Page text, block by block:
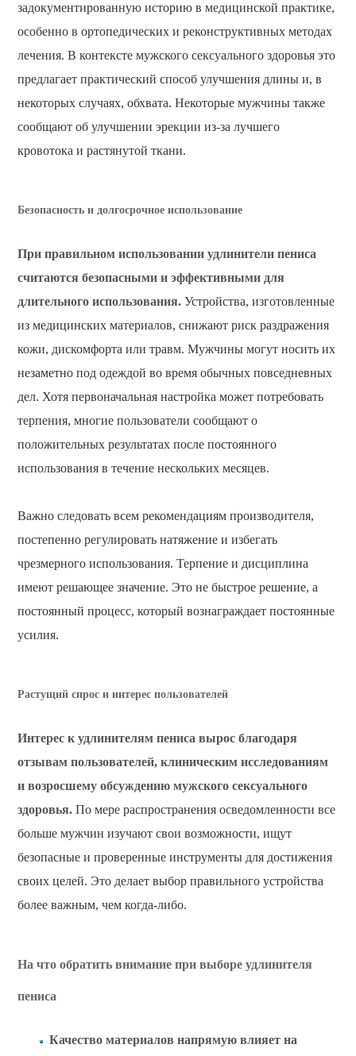
задокументированную историю в медицинской практике,
особенно в ортопедических и реконструктивных методах
лечения. В контексте мужского сексуального здоровья это
предлагает практический способ улучшения длины и, в
некоторых случаях, обхвата. Некоторые мужчины также
сообщают об улучшении эрекции из-за лучшего
кровотока и растянутой ткани.
Безопасность и долгосрочное использование
При правильном использовании удлинители пениса
считаются безопасными и эффективными для
длительного использования. Устройства, изготовленные
из медицинских материалов, снижают риск раздражения
кожи, дискомфорта или травм. Мужчины могут носить их
незаметно под одеждой во время обычных повседневных
дел. Хотя первоначальная настройка может потребовать
терпения, многие пользователи сообщают о
положительных результатах после постоянного
использования в течение нескольких месяцев.
Важно следовать всем рекомендациям производителя,
постепенно регулировать натяжение и избегать
чрезмерного использования. Терпение и дисциплина
имеют решающее значение. Это не быстрое решение, а
постоянный процесс, который вознаграждает постоянные
усилия.
Растущий спрос и интерес пользователей
Интерес к удлинителям пениса вырос благодаря
отзывам пользователей, клиническим исследованиям
и возросшему обсуждению мужского сексуального
здоровья. По мере распространения осведомленности все
больше мужчин изучают свои возможности, ищут
безопасные и проверенные инструменты для достижения
своих целей. Это делает выбор правильного устройства
более важным, чем когда-либо.
На что обратить внимание при выборе удлинителя
пениса
Качество материалов напрямую влияет на